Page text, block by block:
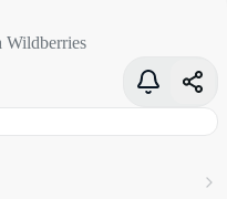
со скидкой 6% -